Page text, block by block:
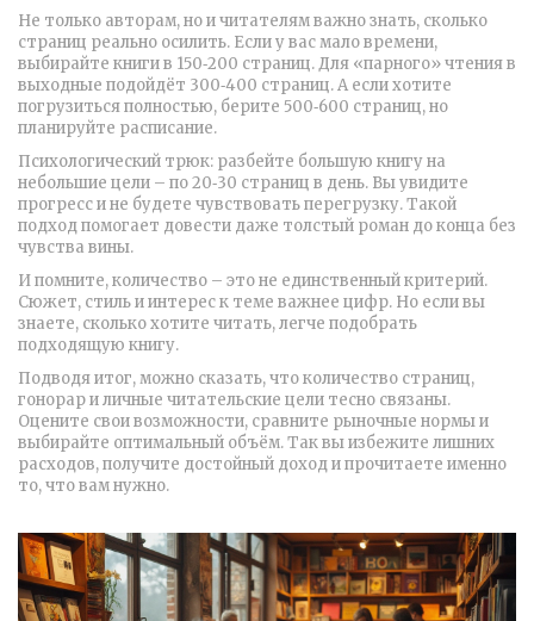
Не только авторам, но и читателям важно знать, сколько
страниц реально осилить. Если у вас мало времени,
выбирайте книги в 150‑200 страниц. Для «парного» чтения в
выходные подойдёт 300‑400 страниц. А если хотите
погрузиться полностью, берите 500‑600 страниц, но
планируйте расписание.
Психологический трюк: разбейте большую книгу на
небольшие цели – по 20‑30 страниц в день. Вы увидите
прогресс и не будете чувствовать перегрузку. Такой
подход помогает довести даже толстый роман до конца без
чувства вины.
И помните, количество – это не единственный критерий.
Сюжет, стиль и интерес к теме важнее цифр. Но если вы
знаете, сколько хотите читать, легче подобрать
подходящую книгу.
Подводя итог, можно сказать, что количество страниц,
гонорар и личные читательские цели тесно связаны.
Оцените свои возможности, сравните рыночные нормы и
выбирайте оптимальный объём. Так вы избежите лишних
расходов, получите достойный доход и прочитаете именно
то, что вам нужно.